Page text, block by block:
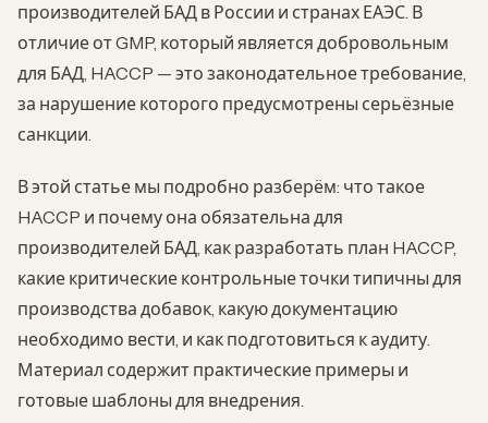
производителей БАД в России и странах ЕАЭС. В
отличие от GMP, который является добровольным
для БАД, HACCP — это законодательное требование,
за нарушение которого предусмотрены серьёзные
санкции.
В этой статье мы подробно разберём: что такое
HACCP и почему она обязательна для
производителей БАД, как разработать план HACCP,
какие критические контрольные точки типичны для
производства добавок, какую документацию
необходимо вести, и как подготовиться к аудиту.
Материал содержит практические примеры и
готовые шаблоны для внедрения.